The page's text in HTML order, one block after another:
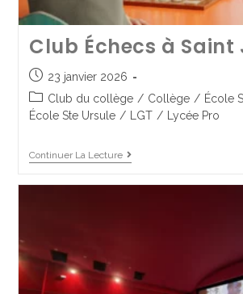
Club Échecs à Saint
23 janvier 2026
Club du collège / Collège / École
École Ste Ursule / LGT / Lycée Pro
Continuer La Lecture
Rencontre avec
pièce de théâtre
5èmes
18 avril 2025